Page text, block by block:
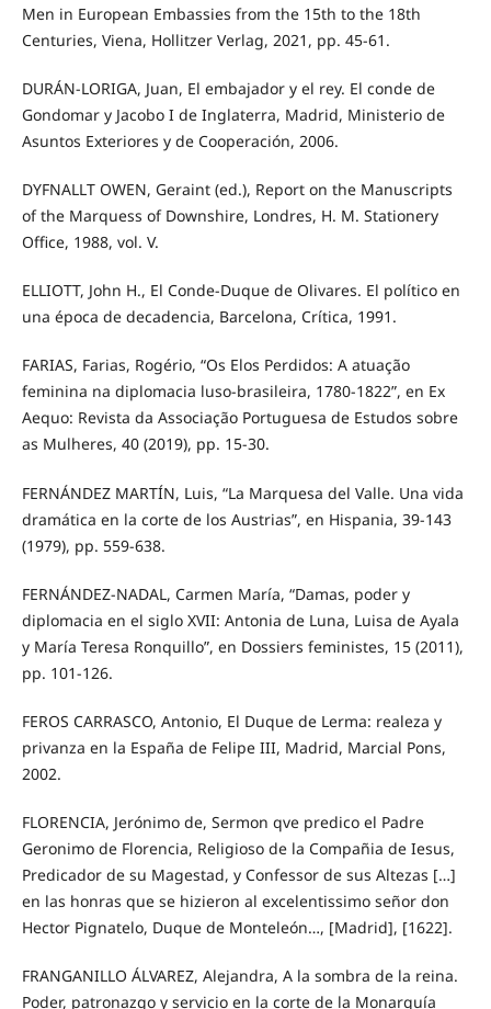
Men in European Embassies from the 15th to the 18th
Centuries, Viena, Hollitzer Verlag, 2021, pp. 45-61.
DURÁN-LORIGA, Juan, El embajador y el rey. El conde de
Gondomar y Jacobo I de Inglaterra, Madrid, Ministerio de
Asuntos Exteriores y de Cooperación, 2006.
DYFNALLT OWEN, Geraint (ed.), Report on the Manuscripts
of the Marquess of Downshire, Londres, H. M. Stationery
Office, 1988, vol. V.
ELLIOTT, John H., El Conde-Duque de Olivares. El político en
una época de decadencia, Barcelona, Crítica, 1991.
FARIAS, Farias, Rogério, “Os Elos Perdidos: A atuação
feminina na diplomacia luso-brasileira, 1780-1822”, en Ex
Aequo: Revista da Associação Portuguesa de Estudos sobre
as Mulheres, 40 (2019), pp. 15-30.
FERNÁNDEZ MARTÍN, Luis, “La Marquesa del Valle. Una vida
dramática en la corte de los Austrias”, en Hispania, 39-143
(1979), pp. 559-638.
FERNÁNDEZ-NADAL, Carmen María, “Damas, poder y
diplomacia en el siglo XVII: Antonia de Luna, Luisa de Ayala
y María Teresa Ronquillo”, en Dossiers feministes, 15 (2011),
pp. 101-126.
FEROS CARRASCO, Antonio, El Duque de Lerma: realeza y
privanza en la España de Felipe III, Madrid, Marcial Pons,
2002.
FLORENCIA, Jerónimo de, Sermon qve predico el Padre
Geronimo de Florencia, Religioso de la Compañia de Iesus,
Predicador de su Magestad, y Confessor de sus Altezas […]
en las honras que se hizieron al excelentissimo señor don
Hector Pignatelo, Duque de Monteleón…, [Madrid], [1622].
FRANGANILLO ÁLVAREZ, Alejandra, A la sombra de la reina.
Poder, patronazgo y servicio en la corte de la Monarquía